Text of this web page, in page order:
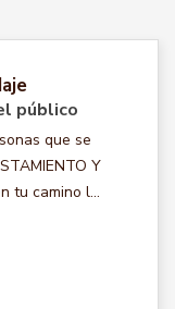
público
que se
Y
tu camino l...